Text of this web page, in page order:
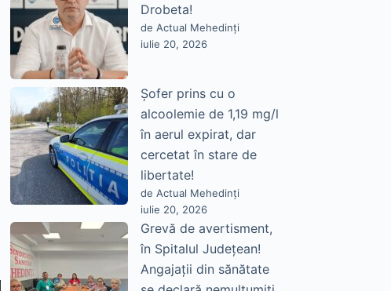
Drobeta!
de Actual Mehedinți
iulie 20, 2026
Șofer prins cu o
alcoolemie de 1,19 mg/l
în aerul expirat, dar
cercetat în stare de
libertate!
de Actual Mehedinți
iulie 20, 2026
Grevă de avertisment,
în Spitalul Județean!
Angajații din sănătate